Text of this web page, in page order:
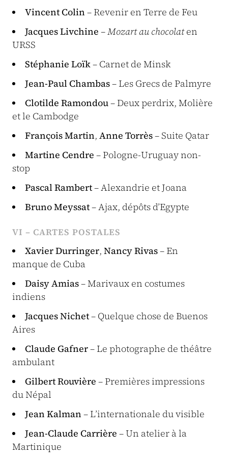
Vincent Colin – Revenir en Terre de Feu
Jacques Livchine – Mozart au chocolaten
URSS
Stéphanie Loïk– Carnet de Minsk
Jean-Paul Chambas– Les Grecs de Palmyre
Clotilde Ramondou– Deux perdrix, Molière
et le Cambodge
François Martin, Anne Torrès– Suite Qatar
Martine Cendre – Pologne-Uruguay non-
stop
Pascal Rambert– Alexandrie et Joana
Bruno Meyssat– Ajax, dépôts d’Egypte
VI – CARTES POSTALES
Xavier Durringer, Nancy Rivas– En
manque de Cuba
Daisy Amias– Marivaux en costumes
indiens
Jacques Nichet– Quelque chose de Buenos
Aires
Claude Gafner– Le photographe de théâtre
ambulant
Gilbert Rouvière – Premières impressions
du Népal
Jean Kalman – L’internationale du visible
Jean-Claude Carrière – Un atelier à la
Martinique